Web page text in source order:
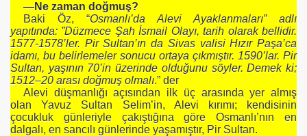
—Ne zaman doğmuş?
Baki Öz, “Osmanlı’da Alevi Ayaklanmaları” adlı
yapıtında: ”Düzmece Şah İsmail Olayı, tarih olarak bellidir.
1577-1578’ler. Pir Sultan’ın da Sivas valisi Hızır Paşa’ca
idamı, bu belirlemeler sonucu ortaya çıkmıştır. 1590’lar. Pir
Sultan, yaşının 70’in üzerinde olduğunu söyler. Demek ki;
1512–20 arası doğmuş olmalı.” der
Alevi düşmanlığı açısından ilk üç arasında yer almış
olan Yavuz Sultan Selim’in, Alevi kırımı; kendisinin
çocukluk günleriyle çakıştığına göre Osmanlı’nın en
dalgalı, en sancılı günlerinde yaşamıştır, Pir Sultan.